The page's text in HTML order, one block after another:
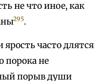
не что иное, как
295.
ярость часто длятся
порока не
порыв души